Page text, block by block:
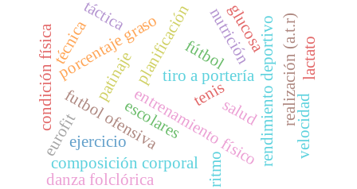
entrenamiento físicorendimiento deportivo
planificacióntiro a portería
futbol ofensiva
composición corporal
patinaje
porcentaje graso
táctica
fútbol
condición física salud
escolares
eurofit
nutrición realización (a.t.r)
técnica
velocidad
tenis
ritmo
danza folclórica
ejercicio
glucosa
lactato